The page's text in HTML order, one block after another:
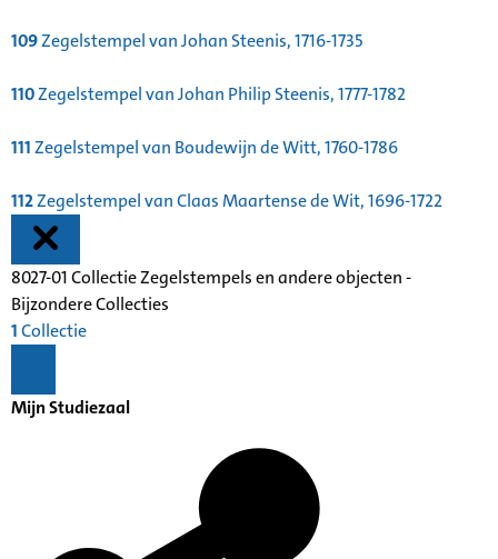
109Zegelstempel van Johan Steenis, 1716-1735
110Zegelstempel van Johan Philip Steenis, 1777-1782
111Zegelstempel van Boudewijn de Witt, 1760-1786
112Zegelstempel van Claas Maartense de Wit, 1696-1722
8027-01 Collectie Zegelstempels en andere objecten -
Bijzondere Collecties
1Collectie
Mijn Studiezaal